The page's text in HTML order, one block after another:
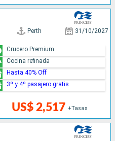
Perth 31/10/2027
US$ 2,517 +Tasas
Crucero Premium
Cocina refinada
Hasta 40% Off
3º y 4º pasajero gratis